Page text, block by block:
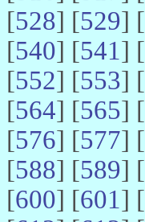
[528] [529] [
[540] [541] [
[552] [553] [
[564] [565] [
[576] [577] [
[588] [589] [
[600] [601] [